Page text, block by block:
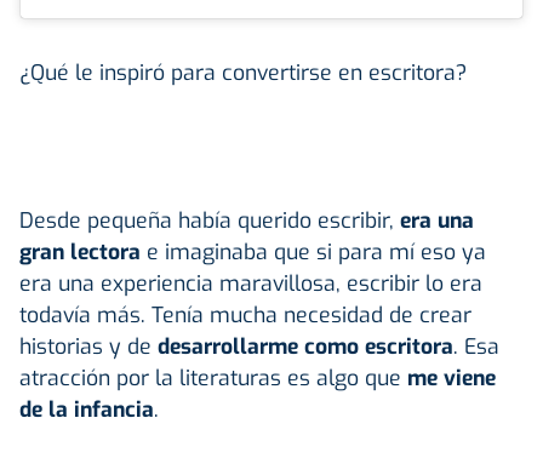
¿Qué le inspiró para convertirse en escritora?
Desde pequeña había querido escribir, era una
gran lectora e imaginaba que si para mí eso ya
era una experiencia maravillosa, escribir lo era
todavía más. Tenía mucha necesidad de crear
historias y de desarrollarme como escritora. Esa
atracción por la literaturas es algo que me viene
de la infancia.